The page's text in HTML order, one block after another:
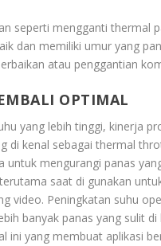
seperti mengganti thermal
dan memiliki umur yang
atau penggantian
OPTIMAL
yang lebih tinggi, kinerja
di kenal sebagai thermal
untuk mengurangi panas
saat di gunakan
video. Peningkatan suhu
banyak panas yang sulit
ini yang membuat aplikasi